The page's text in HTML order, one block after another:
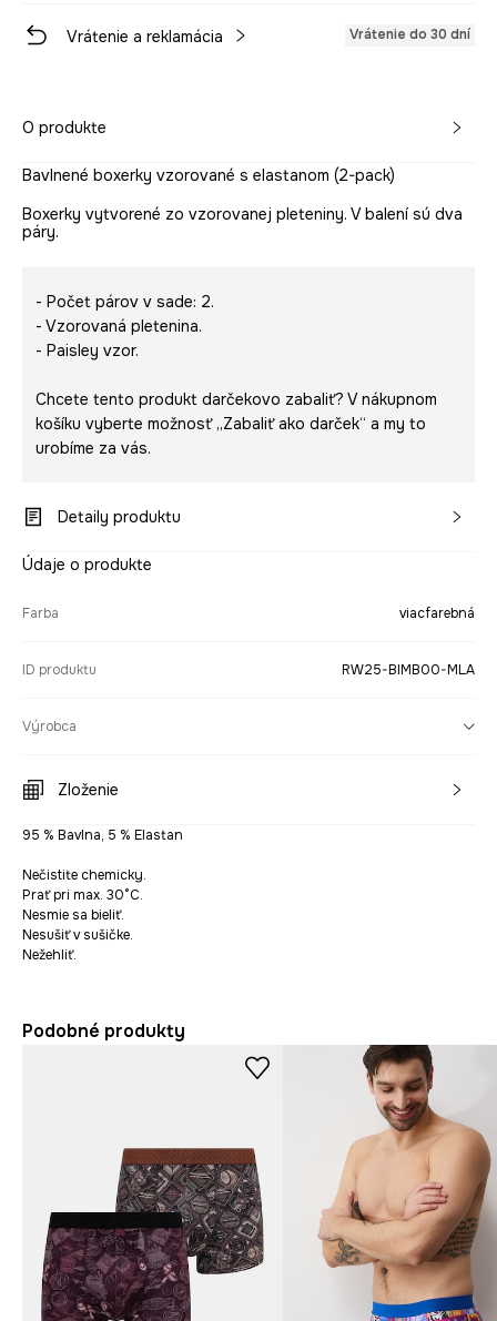
Vrátenie a reklamácia Vrátenie do 30 dní
O produkte
Bavlnené boxerky vzorované s elastanom (2-pack)
Boxerky vytvorené zo vzorovanej pleteniny. V balení sú dva
páry.
- Počet párov v sade: 2.
- Vzorovaná pletenina.
- Paisley vzor.
Chcete tento produkt darčekovo zabaliť? V nákupnom
košíku vyberte možnosť „Zabaliť ako darček“ a my to
urobíme za vás.
Detaily produktu
Údaje o produkte
Farba viacfarebná
ID produktu RW25-BIMB00-MLA
Výrobca
Zloženie
95 % Bavlna, 5 % Elastan
Nečistite chemicky.
Prať pri max. 30°C.
Nesmie sa bieliť.
Nesušiť v sušičke.
Nežehliť.
Podobné produkty